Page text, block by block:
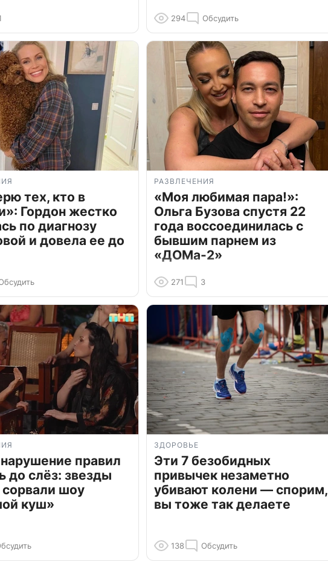
294 Обсудить
тех, кто в
Гордон жестко
по диагнозу
и довела ее до
РАЗВЛЕЧЕНИЯ
«Моя любимая пара!»:
Ольга Бузова спустя 22
года воссоединилась с
бывшим парнем из
«ДОМа-2»
271 3
правил
до слёз: звезды
сорвали шоу
куш»
ЗДОРОВЬЕ
Эти 7 безобидных
привычек незаметно
убивают колени — спорим,
вы тоже так делаете
138 Обсудить